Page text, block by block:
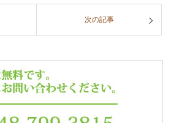
次の記事